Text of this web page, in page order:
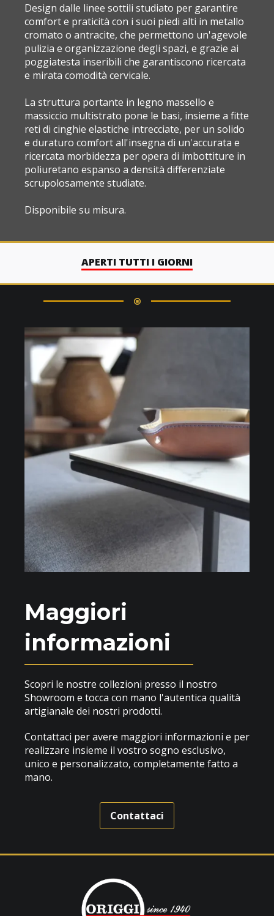
Design dalle linee sottili studiato per garantire
comfort e praticità con i suoi piedi alti in metallo
cromato o antracite, che permettono un'agevole
pulizia e organizzazione degli spazi, e grazie ai
poggiatesta inseribili che garantiscono ricercata
e mirata comodità cervicale.
La struttura portante in legno massello e
massiccio multistrato pone le basi, insieme a fitte
reti di cinghie elastiche intrecciate, per un solido
e duraturo comfort all'insegna di un'accurata e
ricercata morbidezza per opera di imbottiture in
poliuretano espanso a densità differenziate
scrupolosamente studiate.
Disponibile su misura.
APERTI TUTTI I GIORNI
Maggiori
informazioni
Scopri le nostre collezioni presso il nostro
Showroom e tocca con mano l'autentica qualità
artigianale dei nostri prodotti.
Contattaci per avere maggiori informazioni e per
realizzare insieme il vostro sogno esclusivo,
unico e personalizzato, completamente fatto a
mano.
Contattaci